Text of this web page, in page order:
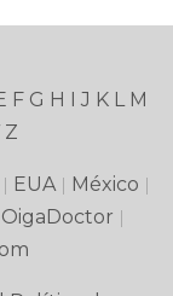
F G H I J K L M
Z
| EUA| México |
OigaDoctor |